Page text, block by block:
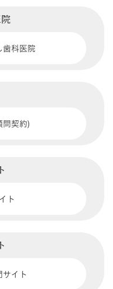
歯科医院
問契約)
ト
サイト